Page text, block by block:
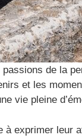
de la
et les
vie pleine
exprimer leur